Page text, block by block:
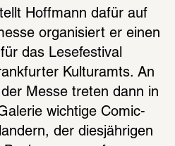
Hoffmann dafür auf
organisiert er einen
das Lesefestival
Kulturamts. An
Messe treten dann in
wichtige Comic-
der diesjährigen